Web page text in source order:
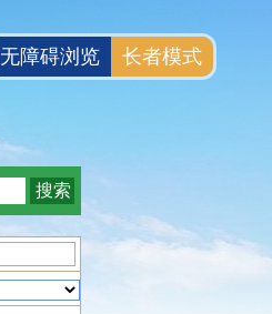
无障碍浏览 长者模式